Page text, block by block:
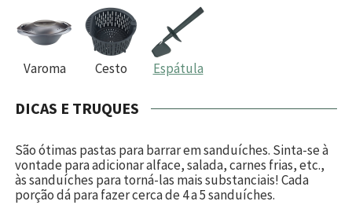
Varoma Cesto Espátula
DICAS E TRUQUES
São ótimas pastas para barrar em sanduíches. Sinta-se à
vontade para adicionar alface, salada, carnes frias, etc.,
às sanduíches para torná-las mais substanciais! Cada
porção dá para fazer cerca de 4 a 5 sanduíches.